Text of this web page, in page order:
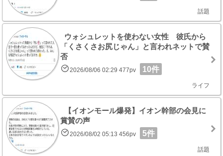
話題
ウォシュレットを使わない女性 彼氏から
「くさくさお尻じゃん」と言われネットで賛
否
2026/08/06 02:29 477pv 10件
ライフ
【イオンモール爆発】イオン幹部の会見に
賞賛の声
2026/08/02 05:13 456pv 5件
話題